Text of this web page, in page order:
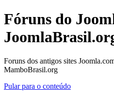
Fóruns do
Foruns dos antigos sites
MamboBrasil.org
Pular para o conteúdo